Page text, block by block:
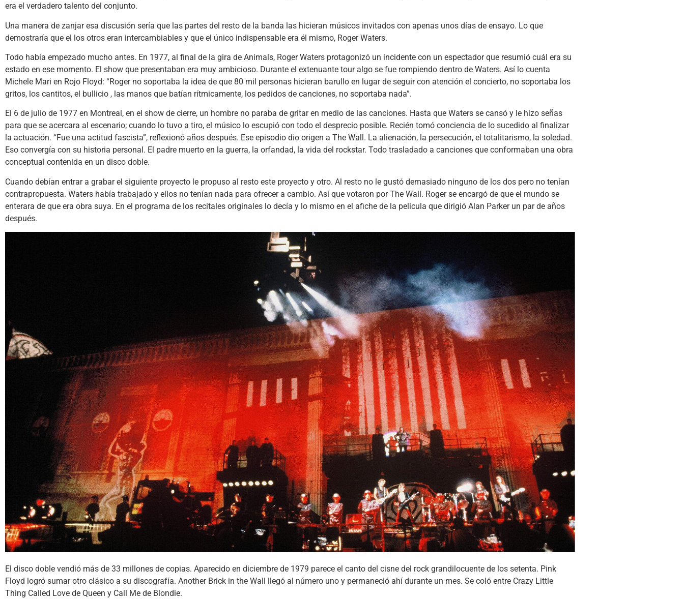
era el verdadero talento del conjunto.
Una manera de zanjar esa discusión sería que las partes del resto de la banda las hicieran músicos invitados con apenas unos días de ensayo. Lo que
demostraría que el los otros eran intercambiables y que el único indispensable era él mismo, Roger Waters.
Todo había empezado mucho antes. En 1977, al final de la gira de Animals, Roger Waters protagonizó un incidente con un espectador que resumió cuál era su
estado en ese momento. El show que presentaban era muy ambicioso. Durante el extenuante tour algo se fue rompiendo dentro de Waters. Así lo cuenta
Michele Mari en Rojo Floyd: “Roger no soportaba la idea de que 80 mil personas hicieran barullo en lugar de seguir con atención el concierto, no soportaba los
gritos, los cantitos, el bullicio , las manos que batían rítmicamente, los pedidos de canciones, no soportaba nada”.
El 6 de julio de 1977 en Montreal, en el show de cierre, un hombre no paraba de gritar en medio de las canciones. Hasta que Waters se cansó y le hizo señas
para que se acercara al escenario; cuando lo tuvo a tiro, el músico lo escupió con todo el desprecio posible. Recién tomó conciencia de lo sucedido al finalizar
la actuación. “Fue una actitud fascista”, reflexionó años después. Ese episodio dio origen a The Wall. La alienación, la persecución, el totalitarismo, la soledad.
Eso convergía con su historia personal. El padre muerto en la guerra, la orfandad, la vida del rockstar. Todo trasladado a canciones que conformaban una obra
conceptual contenida en un disco doble.
Cuando debían entrar a grabar el siguiente proyecto le propuso al resto este proyecto y otro. Al resto no le gustó demasiado ninguno de los dos pero no tenían
contrapropuesta. Waters había trabajado y ellos no tenían nada para ofrecer a cambio. Así que votaron por The Wall. Roger se encargó de que el mundo se
enterara de que era obra suya. En el programa de los recitales originales lo decía y lo mismo en el afiche de la película que dirigió Alan Parker un par de años
después.
El disco doble vendió más de 33 millones de copias. Aparecido en diciembre de 1979 parece el canto del cisne del rock grandilocuente de los setenta. Pink
Floyd logró sumar otro clásico a su discografía. Another Brick in the Wall llegó al número uno y permaneció ahí durante un mes. Se coló entre Crazy Little
Thing Called Love de Queen y Call Me de Blondie.